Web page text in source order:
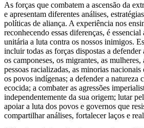
As forças que combatem a ascensão da
e apresentam diferentes análises,
políticas de aliança. A experiência nos
reconhecendo essas diferenças, é
unitária a luta contra os nossos inimigos.
incluir todas as forças dispostas a defender
os camponeses, os migrantes, as
pessoas racializadas, as minorias
os povos indígenas; a defender a natureza
ecocida; a combater as agressões
independentemente da sua origem; lutar
apoiar a luta dos povos e governos que
compartilhar análises, fortalecer laços e